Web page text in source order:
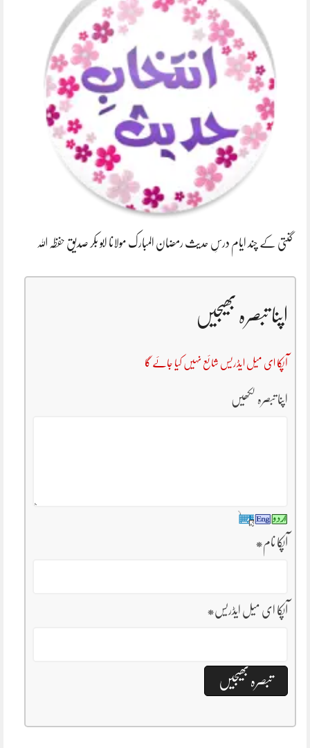
گنتی کے چند ایام درسِ حدیث رمضان المبارک مولانا ابو بکر صدیق حفظہ اللہ
اپنا تبصرہ بھیجیں
آپکا ای میل ایڈریس شائع نہیں کیا جائے گا
اپنا تبصرہ لکھیں
آپکا نام*
آپکا ای میل ایڈریس*